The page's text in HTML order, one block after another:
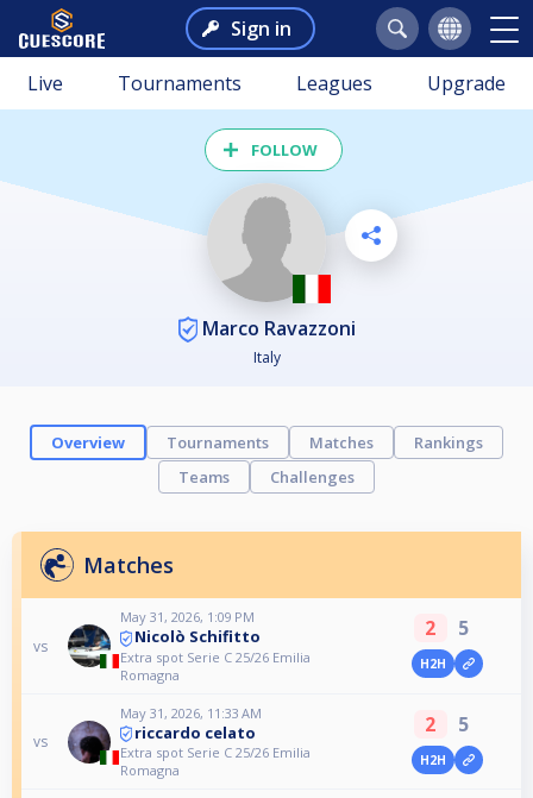
Sign in
Live Tournaments Leagues Upgrade
FOLLOW
Marco Ravazzoni
Italy
Overview Tournaments Matches
Rankings
Teams
Challenges
Matches
vs
May 31, 2026, 1:09 PM
Nicolò Schifitto
Extra spot Serie C 25/26 Emilia
Romagna
2 5
H2H
vs
May 31, 2026, 11:33 AM
riccardo celato
Extra spot Serie C 25/26 Emilia
Romagna
2 5
H2H